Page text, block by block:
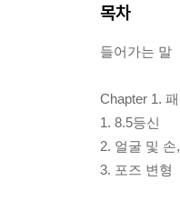
목차
들어가는 말
Chapter 1.
1. 8.5등신
2. 얼굴 및 손
3. 포즈 변형